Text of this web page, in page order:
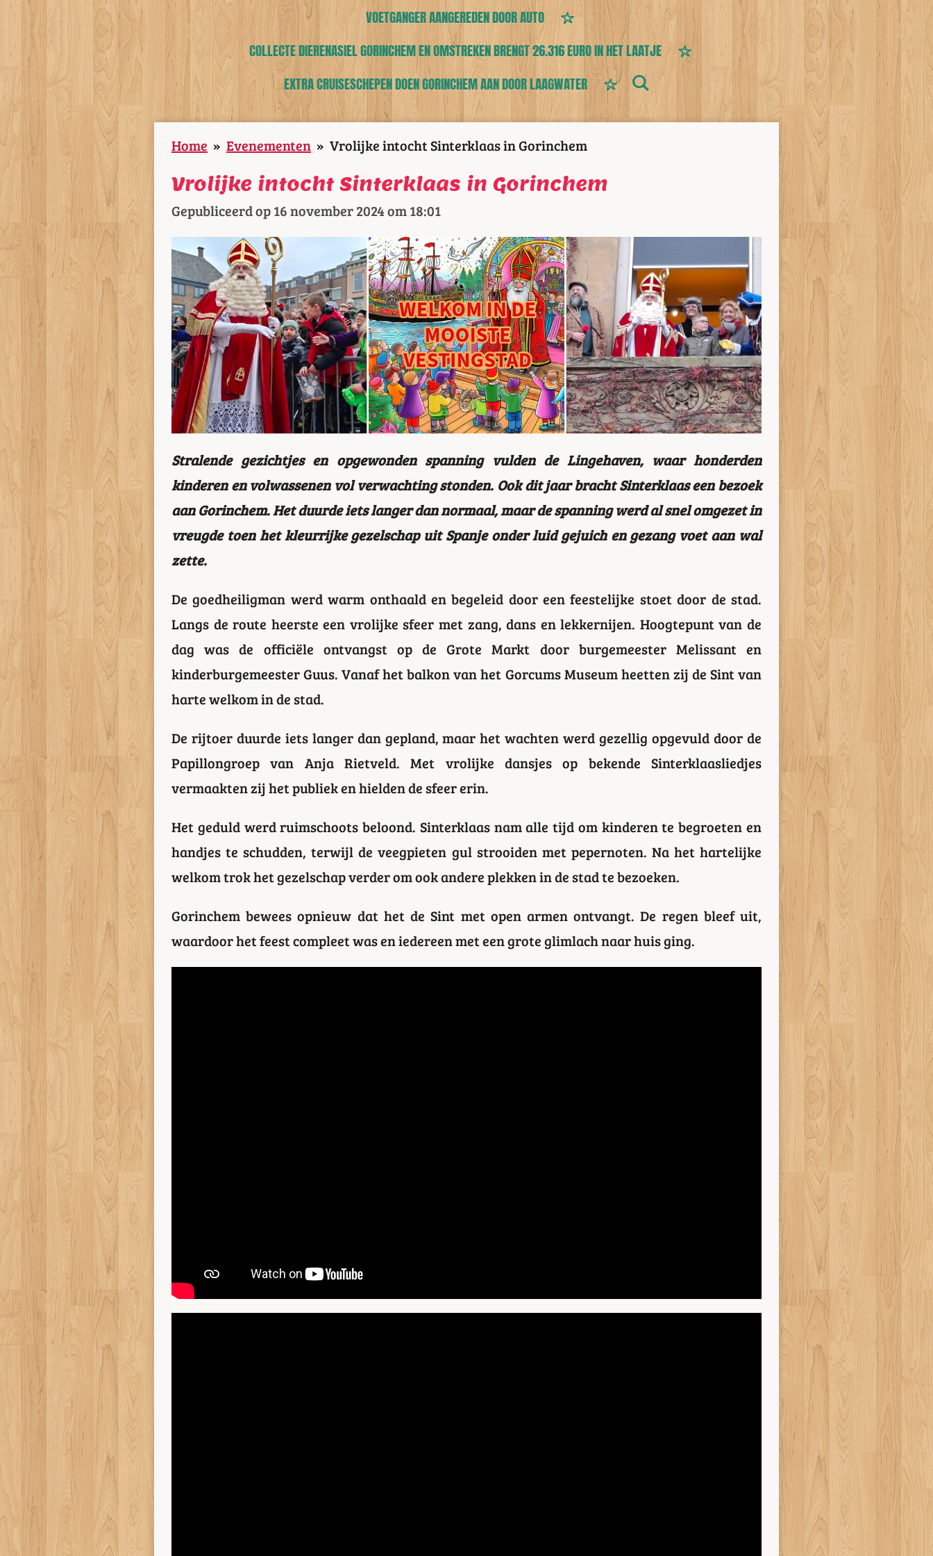
VOETGANGER AANGEREDEN DOOR AUTO
COLLECTE DIERENASIEL GORINCHEM EN OMSTREKEN BRENGT 26.316 EURO IN HET LAATJE
EXTRA CRUISESCHEPEN DOEN GORINCHEM AAN DOOR LAAGWATER
Home » Evenementen » Vrolijke intocht Sinterklaas in Gorinchem
Vrolijke intocht Sinterklaas in Gorinchem
Gepubliceerd op 16 november 2024 om 18:01
Stralende gezichtjes en opgewonden spanning vulden de Lingehaven, waar honderden
kinderen en volwassenen vol verwachting stonden. Ook dit jaar bracht Sinterklaas een bezoek
aan Gorinchem. Het duurde iets langer dan normaal, maar de spanning werd al snel omgezet in
vreugde toen het kleurrijke gezelschap uit Spanje onder luid gejuich en gezang voet aan wal
zette.
De goedheiligman werd warm onthaald en begeleid door een feestelijke stoet door de stad.
Langs de route heerste een vrolijke sfeer met zang, dans en lekkernijen. Hoogtepunt van de
dag was de officiële ontvangst op de Grote Markt door burgemeester Melissant en
kinderburgemeester Guus. Vanaf het balkon van het Gorcums Museum heetten zij de Sint van
harte welkom in de stad.
De rijtoer duurde iets langer dan gepland, maar het wachten werd gezellig opgevuld door de
Papillongroep van Anja Rietveld. Met vrolijke dansjes op bekende Sinterklaasliedjes
vermaakten zij het publiek en hielden de sfeer erin.
Het geduld werd ruimschoots beloond. Sinterklaas nam alle tijd om kinderen te begroeten en
handjes te schudden, terwijl de veegpieten gul strooiden met pepernoten. Na het hartelijke
welkom trok het gezelschap verder om ook andere plekken in de stad te bezoeken.
Gorinchem bewees opnieuw dat het de Sint met open armen ontvangt. De regen bleef uit,
waardoor het feest compleet was en iedereen met een grote glimlach naar huis ging.